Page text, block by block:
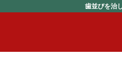
歯並びを治